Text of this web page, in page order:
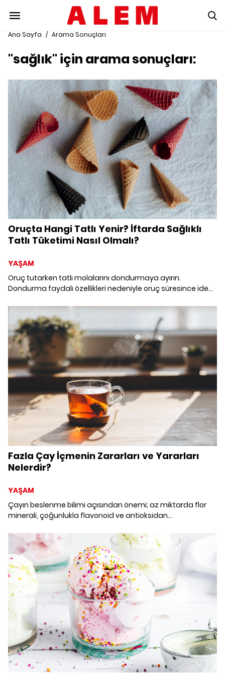
Ana Sayfa / Arama Sonuçları
"sağlık" için arama sonuçları:
Oruçta Hangi Tatlı Yenir? İftarda Sağlıklı
Tatlı Tüketimi Nasıl Olmalı?
YAŞAM
Oruç tutarken tatlı molalarını dondurmaya ayırın.
Dondurma faydalı özellikleri nedeniyle oruç süresince ideal
yoğunluğu ve kilo kontrolüne yardımcı olma özelliği
sayesinde yer vermeniz sağlıklı olacaktır.
Fazla Çay İçmenin Zararları ve Yararları
Nelerdir?
YAŞAM
Çayın beslenme bilimi açısından önemi; az miktarda flor
minerali, çoğunlukla flavonoid ve antioksidan
zararlı? Bir günde en fazla kaç bardak çay içilmeli?